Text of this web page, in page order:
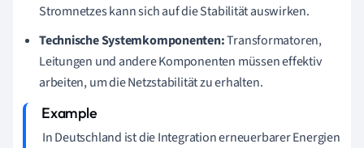
Stromnetzes kann sich auf die Stabilität auswirken.
Technische Systemkomponenten:Transformatoren,
Leitungen und andere Komponenten müssen effektiv
arbeiten, um die Netzstabilität zu erhalten.
In Deutschland ist die Integration erneuerbarer Energien